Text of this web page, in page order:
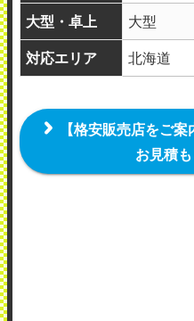
大型・卓上 大型
対応エリア 北海道
【格安販売店をご
お見積